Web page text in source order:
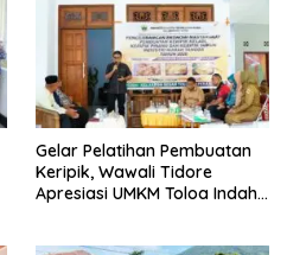
Gelar Pelatihan Pembuatan
Keripik, Wawali Tidore
Apresiasi UMKM Toloa Indah